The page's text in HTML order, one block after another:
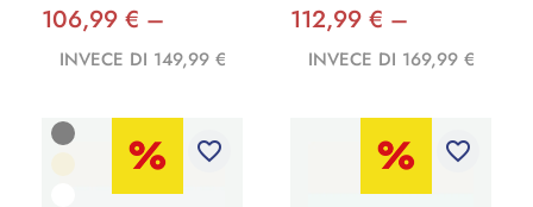
106,99 € –
INVECE DI 149,99 €
112,99 € –
INVECE DI 169,99 €
favorite_border favorite_border